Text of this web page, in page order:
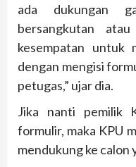
ada dukungan
bersangkutan
kesempatan untuk
dengan mengisi
petugas,” ujar dia.
Jika nanti pemilik
formulir, maka KPU
mendukung ke calon